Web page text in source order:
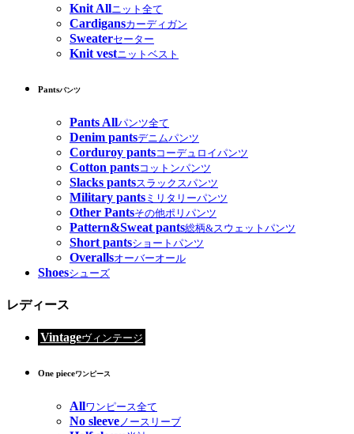
Knit Allニット全て
Cardigansカーディガン
Sweaterセーター
Knit vestニットベスト
Pantsパンツ
Pants Allパンツ全て
Denim pantsデニムパンツ
Corduroy pantsコーデュロイパンツ
Cotton pantsコットンパンツ
Slacks pantsスラックスパンツ
Military pants ミリタリーパンツ
Other Pantsその他ポリパンツ
Pattern&Sweat pants総柄&スウェットパンツ
Short pantsショートパンツ
Overallsオーバーオール
Shoesシューズ
レディース
Vintageヴィンテージ
One pieceワンピース
Allワンピース全て
No sleeveノースリーブ